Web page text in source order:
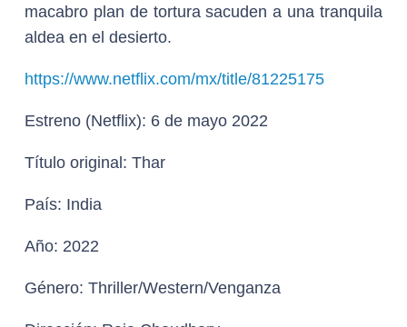
macabro plan de tortura sacuden a una tranquila
aldea en el desierto.
https://www.netflix.com/mx/title/81225175
Estreno (Netflix): 6 de mayo 2022
Título original: Thar
País: India
Año: 2022
Género: Thriller/Western/Venganza